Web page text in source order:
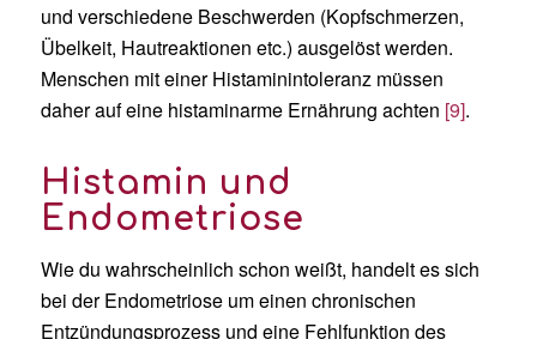
und verschiedene Beschwerden (Kopfschmerzen,
Übelkeit, Hautreaktionen etc.) ausgelöst werden.
Menschen mit einer Histaminintoleranz müssen
daher auf eine histaminarme Ernährung achten [9].
Histamin und
Endometriose
Wie du wahrscheinlich schon weißt, handelt es sich
bei der Endometriose um einen chronischen
Entzündungsprozess und eine Fehlfunktion des